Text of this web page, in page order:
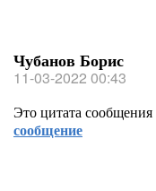
Чубанов Борис
11-03-2022 00:43
Это цитата сообщения
сообщение